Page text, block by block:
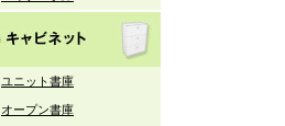
ユニット書庫
オープン書庫